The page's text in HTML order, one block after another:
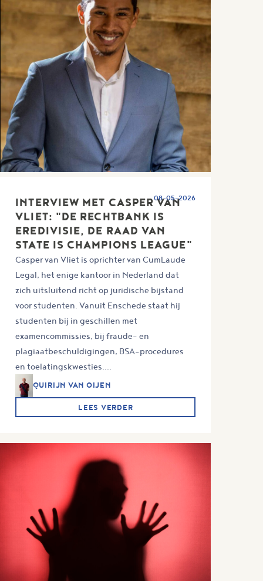
INTERVIEW MET CASPER VAN
VLIET: "DE RECHTBANK IS
EREDIVISIE, DE RAAD VAN
STATE IS CHAMPIONS LEAGUE"
08-05-2026
Casper van Vliet is oprichter van CumLaude
Legal, het enige kantoor in Nederland dat
zich uitsluitend richt op juridische bijstand
voor studenten. Vanuit Enschede staat hij
studenten bij in geschillen met
examencommissies, bij fraude- en
plagiaatbeschuldigingen, BSA-procedures
en toelatingskwesties....
QUIRIJN VAN OIJEN
LEES VERDER